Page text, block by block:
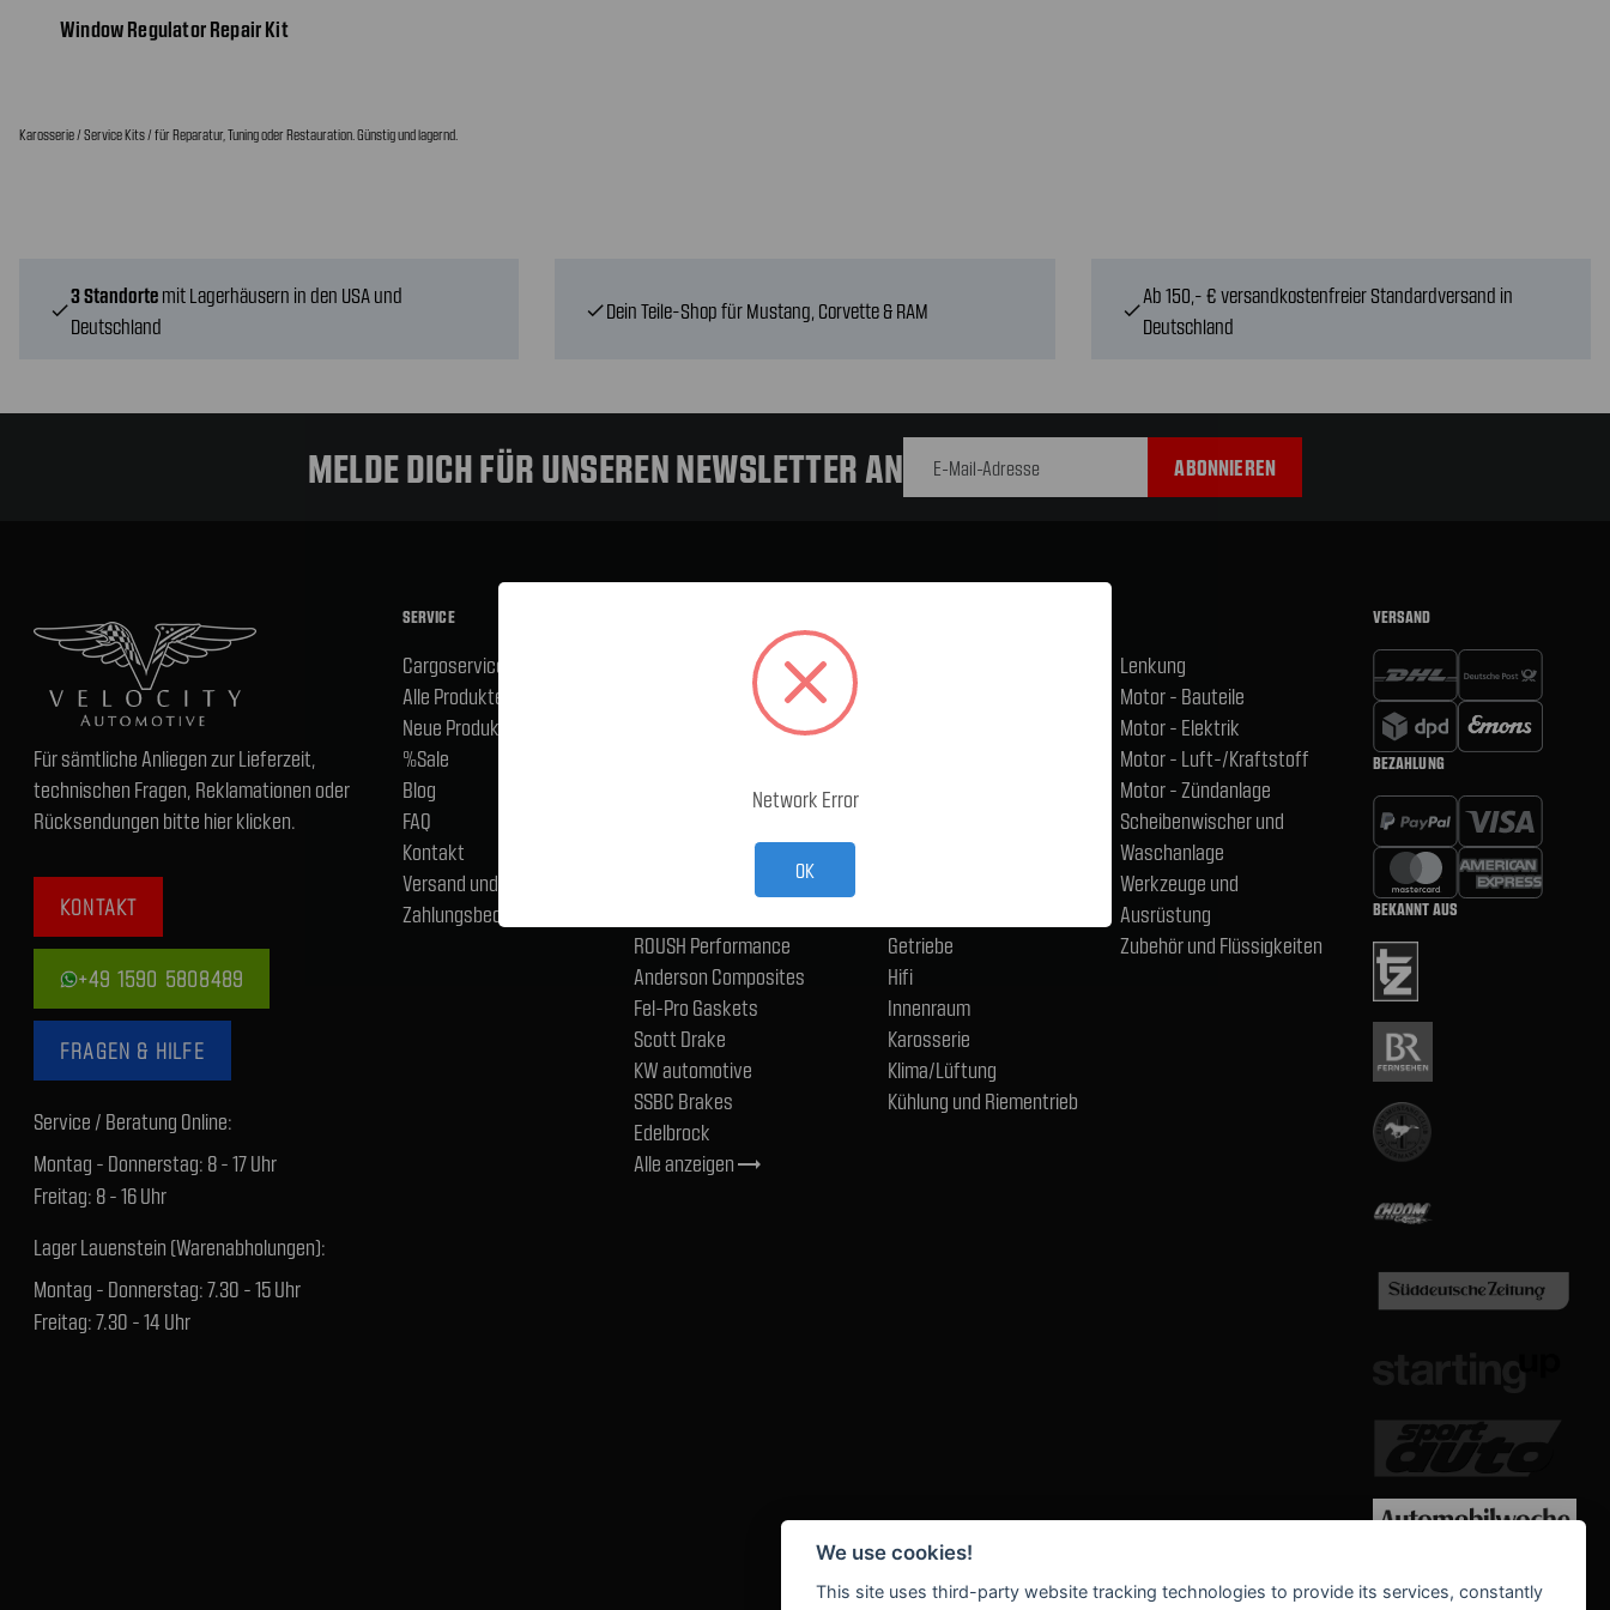
Window Regulator Repair Kit
Karosserie / Service Kits / für Reparatur, Tuning oder Restauration. Günstig und lagernd.
check
3 Standorte mit Lagerhäusern in den USA und
Deutschland
checkDein Teile-Shop für Mustang, Corvette & RAM check
Ab 150,- € versandkostenfreier Standardversand in
Deutschland
MELDE DICH FÜR UNSEREN NEWSLETTER AN
Für sämtliche Anliegen zur Lieferzeit,
technischen Fragen, Reklamationen oder
Rücksendungen bitte hier klicken.
KONTAKT
+49 1590 5808489
FRAGEN & HILFE
Service / Beratung Online:
Montag - Donnerstag: 8 - 17 Uhr
Freitag: 8 - 16 Uhr
Lager Lauenstein (Warenabholungen):
Montag - Donnerstag: 7.30 - 15 Uhr
Freitag: 7.30 - 14 Uhr
SERVICE
Cargoservice
Alle Produkte
Neue Produkte
%Sale
Blog
FAQ
Kontakt
Versand und
Zahlungsbedingungen
Ford Performance Racing
ROUSH Performance
Anderson Composites
Fel-Pro Gaskets
Scott Drake
KW automotive
SSBC Brakes
Edelbrock
Alle anzeigentrending_flat
Getriebe
Hifi
Innenraum
Karosserie
Klima/Lüftung
Kühlung und Riementrieb
Lenkung
Motor - Bauteile
Motor - Elektrik
Motor - Luft-/Kraftstoff
Motor - Zündanlage
Scheibenwischer und
Waschanlage
Werkzeuge und
Ausrüstung
Zubehör und Flüssigkeiten
VERSAND
BEZAHLUNG
BEKANNT AUS
WE SUPPORT
Network Error
OK
We use cookies!
This site uses third-party website tracking technologies to provide its services, constantly